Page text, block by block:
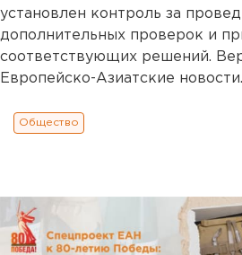
установлен контроль за
дополнительных проверок и
соответствующих решений.
Европейско-Азиатские
Общество